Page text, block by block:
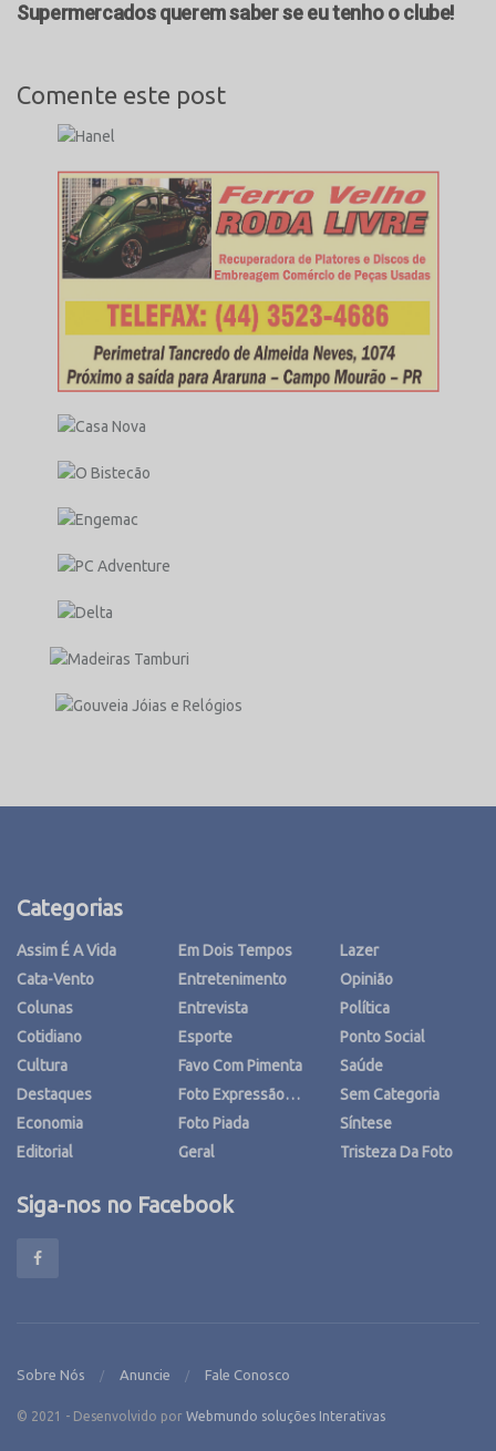
Supermercados querem saber se eu tenho o clube!
Comente este post
Categorias
Assim É A Vida
Cata-Vento
Colunas
Cotidiano
Cultura
Destaques
Economia
Editorial
Em Dois Tempos
Entretenimento
Entrevista
Esporte
Favo Com Pimenta
Foto Expressão…
Foto Piada
Geral
Lazer
Opinião
Política
Ponto Social
Saúde
Sem Categoria
Síntese
Tristeza Da Foto
Siga-nos no Facebook
Sobre Nós Anuncie Fale Conosco
© 2021 - Desenvolvido por Webmundo soluções Interativas